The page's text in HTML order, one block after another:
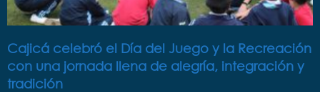
Cajicá celebró el Día del Juego y la Recreación
con una jornada llena de alegría, integración y
tradición